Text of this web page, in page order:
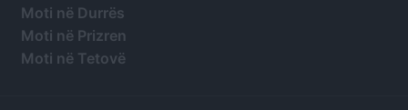
Moti në Durrës
Moti në Prizren
Moti në Tetovë